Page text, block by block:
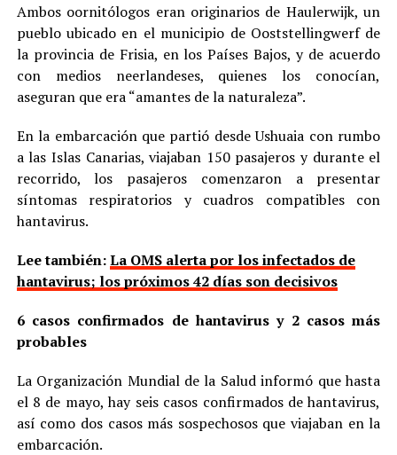
Ambos oornitólogos eran originarios de Haulerwijk, un
pueblo ubicado en el municipio de Ooststellingwerf de
la provincia de Frisia, en los Países Bajos, y de acuerdo
con medios neerlandeses, quienes los conocían,
aseguran que era “amantes de la naturaleza”.
En la embarcación que partió desde Ushuaia con rumbo
a las Islas Canarias, viajaban 150 pasajeros y durante el
recorrido, los pasajeros comenzaron a presentar
síntomas respiratorios y cuadros compatibles con
hantavirus.
Lee también:La OMS alerta por los infectados de
hantavirus; los próximos 42 días son decisivos
6 casos confirmados de hantavirus y 2 casos más
probables
La Organización Mundial de la Salud informó que hasta
el 8 de mayo, hay seis casos confirmados de hantavirus,
así como dos casos más sospechosos que viajaban en la
embarcación.